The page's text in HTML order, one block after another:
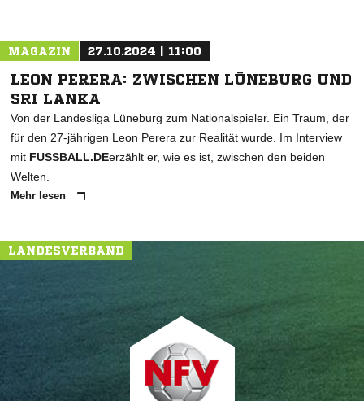
MAGAZIN 27.10.2024 | 11:00
LEON PERERA: ZWISCHEN LÜNEBURG UND
SRI LANKA
Von der Landesliga Lüneburg zum Nationalspieler. Ein Traum, der
für den 27-jährigen Leon Perera zur Realität wurde. Im Interview
mit FUSSBALL.DEerzählt er, wie es ist, zwischen den beiden
Welten.
Mehr lesen
LANDESVERBAND